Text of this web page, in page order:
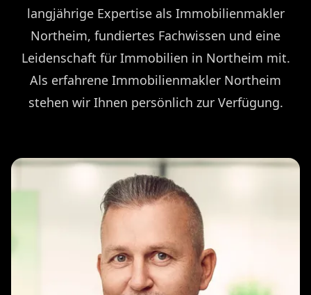
langjährige Expertise als Immobilienmakler
Northeim, fundiertes Fachwissen und eine
Leidenschaft für Immobilien in Northeim mit.
Als erfahrene Immobilienmakler Northeim
stehen wir Ihnen persönlich zur Verfügung.